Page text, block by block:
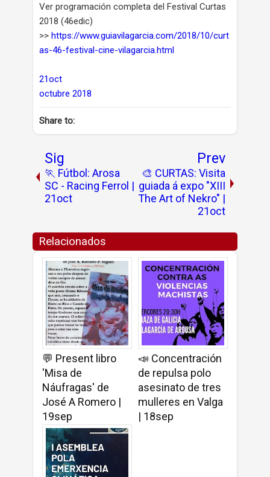
Ver programación completa del Festival Curtas
2018 (46edic)
>> https://www.guiavilagarcia.com/2018/10/curt
as-46-festival-cine-vilagarcia.html
21oct
octubre 2018
Share to:
Sig
🏃 Fútbol: Arosa
SC - Racing Ferrol |
21oct
Prev
🎨 CURTAS: Visita
guiada á expo "XIII
The Art of Nekro" |
21oct
Relacionados
💬 Present libro
'Misa de
Náufragas' de
José A Romero |
19sep
📣 Concentración
de repulsa polo
asesinato de tres
mulleres en Valga
| 18sep